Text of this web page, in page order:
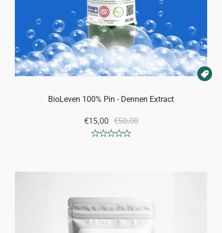

BioLeven 100% Pin - Dennen Extract
€15,00 €50,00